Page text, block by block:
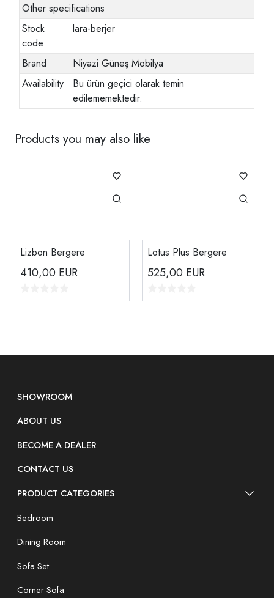
Other specifications
Stock
code
lara-berjer
Brand
Niyazi Güneş Mobilya
Availability
Bu ürün geçici olarak temin
edilememektedir.
Products you may also like
Lizbon Bergere
410,00 EUR
Lotus Plus Bergere
525,00 EUR
SHOWROOM
ABOUT US
BECOME A DEALER
CONTACT US
PRODUCT CATEGORIES
Bedroom
Dining Room
Sofa Set
Corner Sofa